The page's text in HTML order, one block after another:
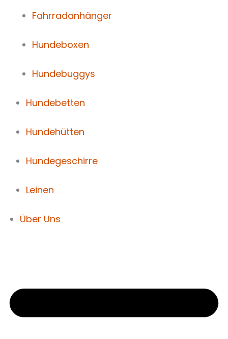
Fahrradanhänger
Hundeboxen
Hundebuggys
Hundebetten
Hundehütten
Hundegeschirre
Leinen
Über Uns